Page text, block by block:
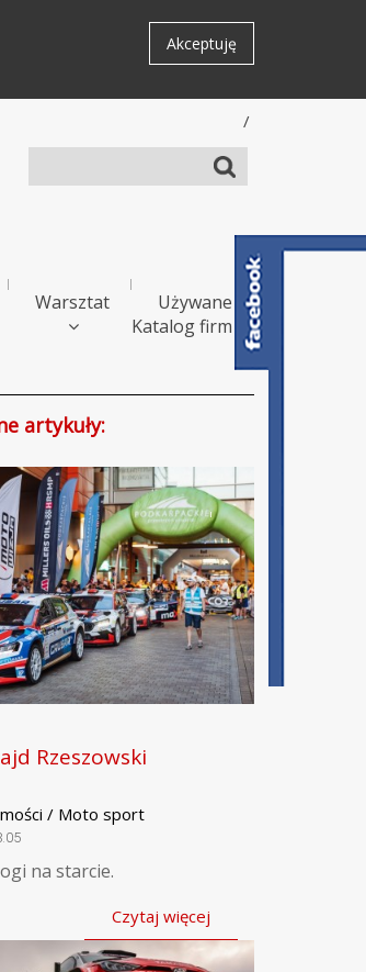
Akceptuję
/
Warsztat
Używane
Katalog firm
artykuły:
Rzeszowski
/ Moto sport
na starcie.
Czytaj więcej